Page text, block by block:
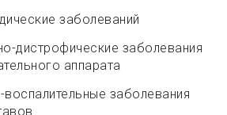
заболеваний
дистрофические заболевания
аппарата
заболевания